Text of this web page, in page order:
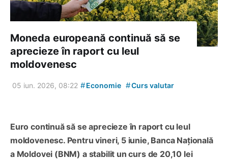
Moneda europeană continuă să se
aprecieze în raport cu leul
moldovenesc
05 iun. 2026, 08:22 #Economie #Curs valutar
Euro continuă să se aprecieze în raport cu leul
moldovenesc. Pentru vineri, 5 iunie, Banca Națională
a Moldovei (BNM) a stabilit un curs de 20,10 lei